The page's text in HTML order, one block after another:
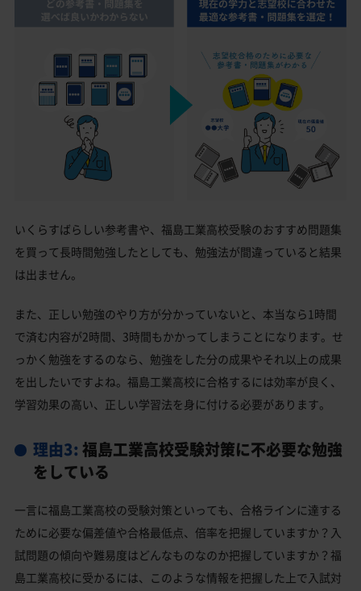
いくらすばらしい参考書や、福島工業高校受験のおすすめ問題集
を買って長時間勉強したとしても、勉強法が間違っていると結果
は出ません。
また、正しい勉強のやり方が分かっていないと、本当なら1時間
で済む内容が2時間、3時間もかかってしまうことになります。せ
っかく勉強をするのなら、勉強をした分の成果やそれ以上の成果
を出したいですよね。福島工業高校に合格するには効率が良く、
学習効果の高い、正しい学習法を身に付ける必要があります。
理由3: 福島工業高校受験対策に不必要な勉強
をしている
一言に福島工業高校の受験対策といっても、合格ラインに達する
ために必要な偏差値や合格最低点、倍率を把握していますか？入
試問題の傾向や難易度はどんなものなのか把握していますか？福
島工業高校に受かるには、このような情報を把握した上で入試対